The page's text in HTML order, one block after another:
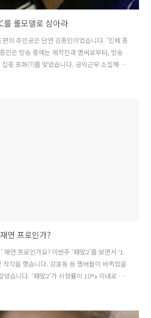
를 롤모델로 삼아라
의 주인공은 단연 김종민이었습니다. '민폐 종
민은 방송 중에는 제작진과 맴버로부터, 방송
중 포화(?)를 맞았습니다. 공익근무 소집해제
활동에 복귀했지만 김종민에게 '예능'은 그리
연 프로인가?
재연 프로인가요? 이번주 ‘패떴2’를 보면서 ‘1
착각을 했습니다. 강호동 등 맴버들이 바뀌었을
았습니다. ‘패떴2’가 시청률이 10% 이내로 하
마 되지 않는데 ‘1박2일’을 보는 듯 하다면 이는